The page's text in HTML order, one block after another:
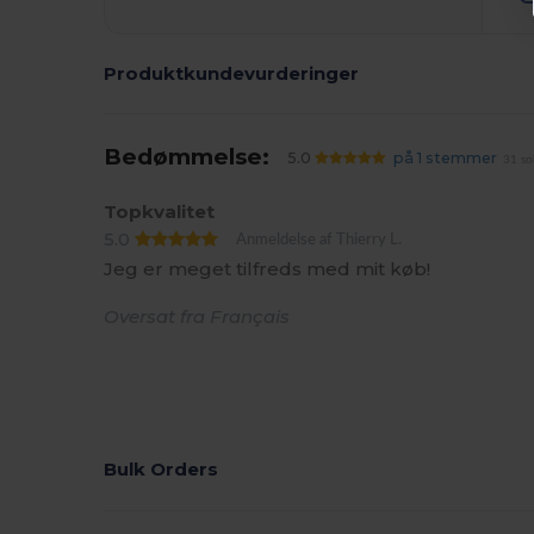
Produktkundevurderinger
Bedømmelse: 5.0 på 1 stemmer
Topkvalitet
5.0
Jeg er meget tilfreds med mit køb!
Bulk Orders